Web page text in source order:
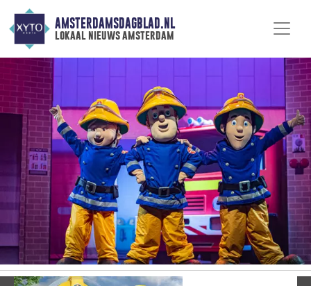
AMSTERDAMSDAGBLAD.NL
lokaal nieuws amsterdam